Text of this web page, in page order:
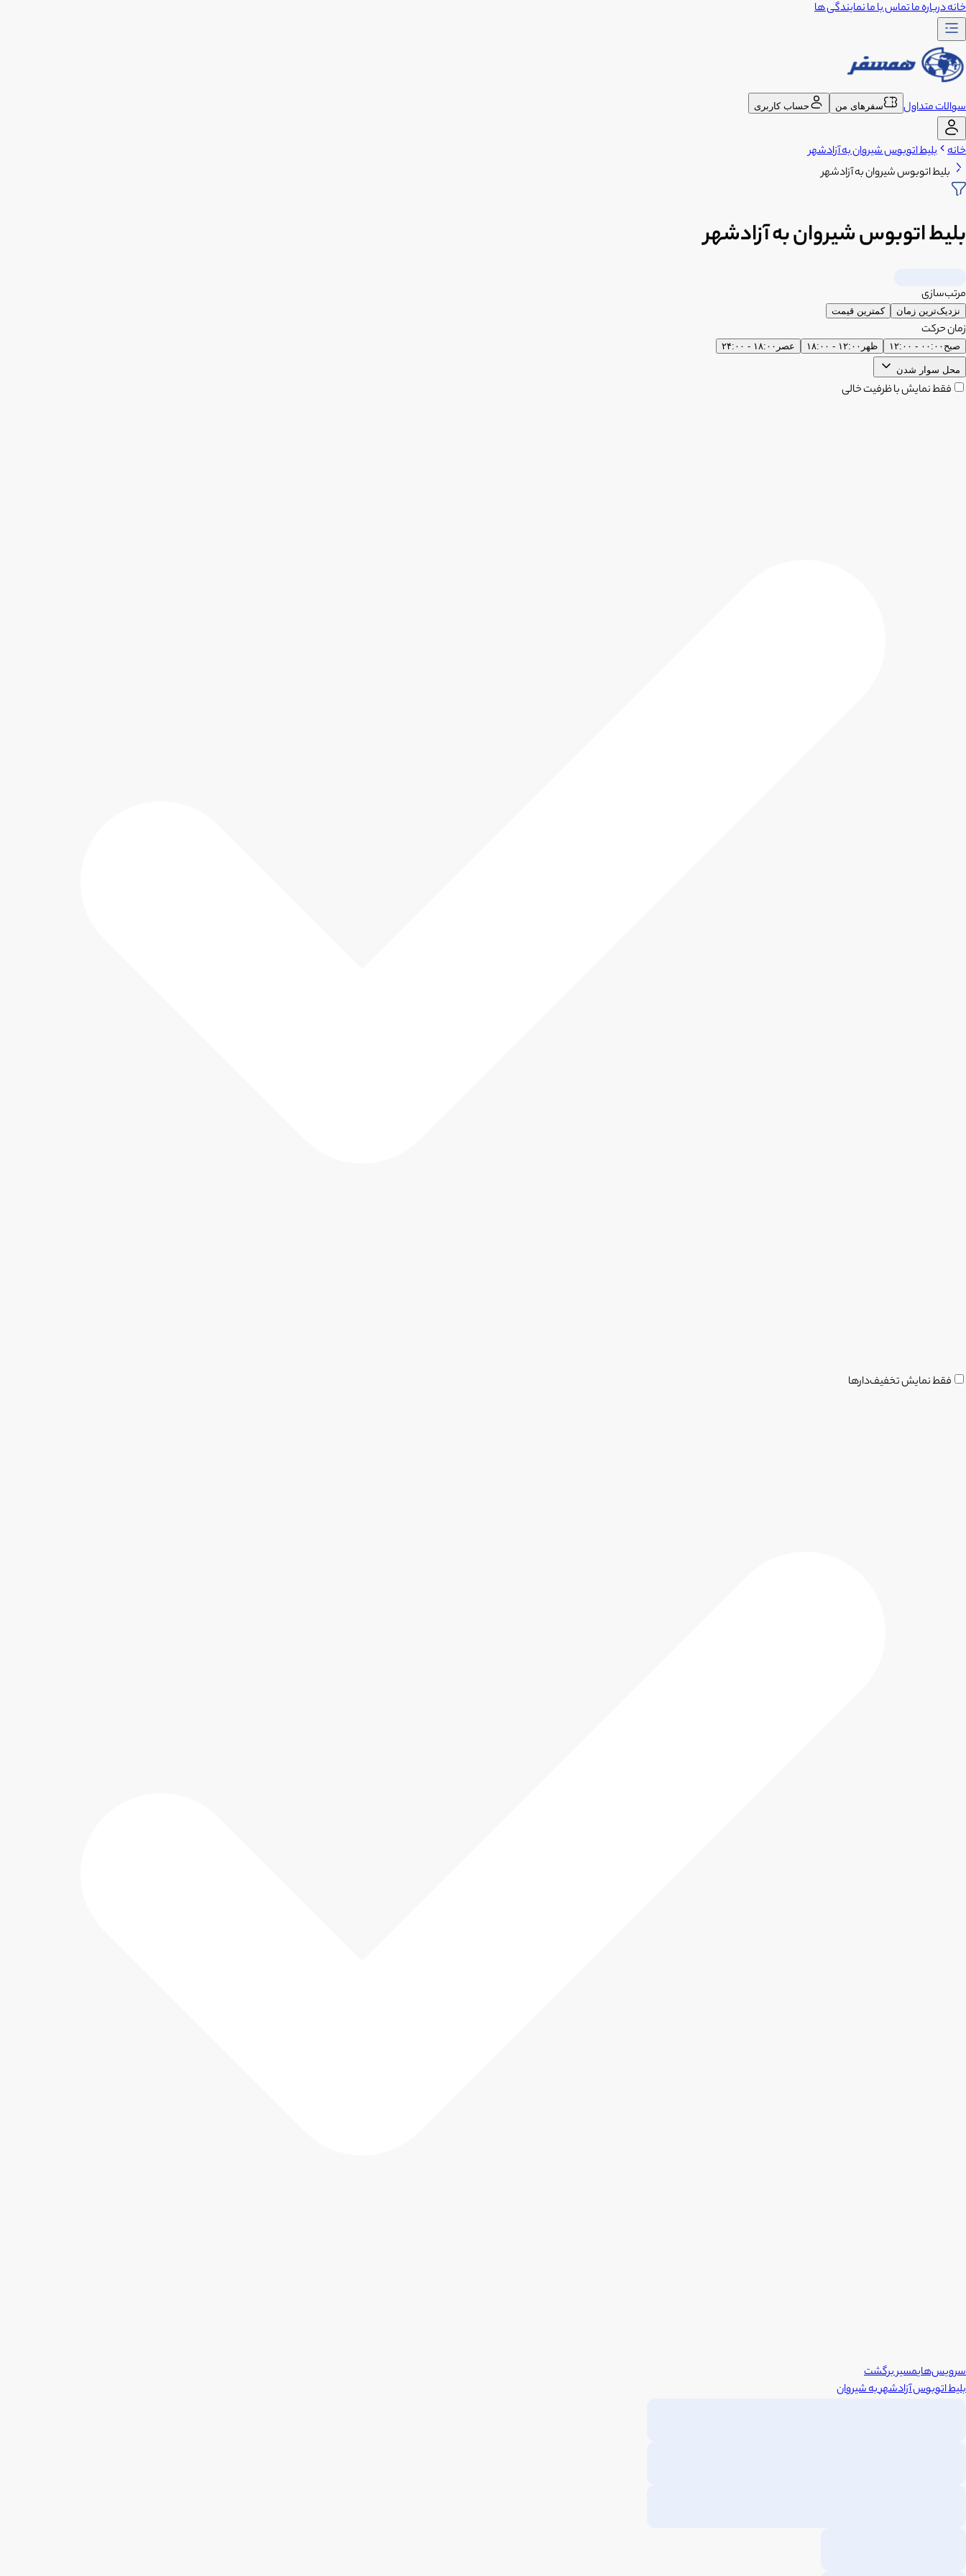
خانهدرباره ماتماس با مانمایندگی ها
سوالات متداول سفرهای من حساب کاربری
خانه بلیط اتوبوس شیروان به آزادشهر
بلیط اتوبوس شیروان به آزادشهر
بلیط اتوبوس شیروان به آزادشهر
مرتب‌سازی
نزدیک‌ترین زمان کمترین قیمت
زمان حرکت
صبح ۰۰:۰۰ - ۱۲:۰۰ ظهر ۱۲:۰۰ - ۱۸:۰۰ عصر ۱۸:۰۰ - ۲۴:۰۰
محل سوار شدن
فقط نمایش با ظرفیت خالی
فقط نمایش تخفیف‌دارها
سرویس‌هایمسیر برگشت
بلیط اتوبوسآزادشهربهشیروان